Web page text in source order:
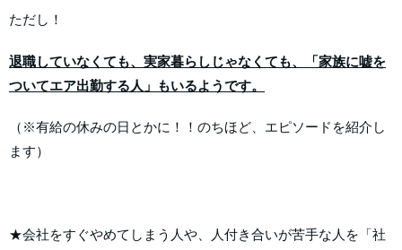
ただし！
退職していなくても、実家暮らしじゃなくても、「家族に嘘を
ついてエア出勤する人」もいるようです。
（※有給の休みの日とかに！！のちほど、エピソードを紹介し
ます）
★会社をすぐやめてしまう人や、人付き合いが苦手な人を「社